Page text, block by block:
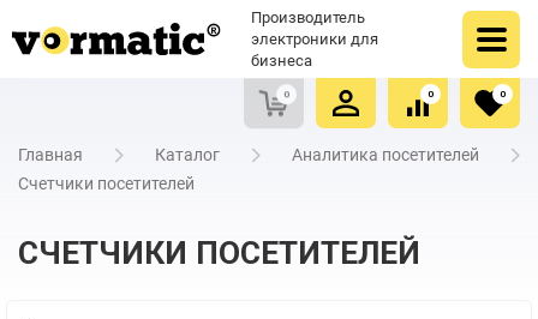
Производитель
электроники для
бизнеса
0
Очистить список сравнения
0
Очистить избранное
0
Главная Каталог
Аналитика посетителей
Счетчики посетителей
СЧЕТЧИКИ ПОСЕТИТЕЛЕЙ